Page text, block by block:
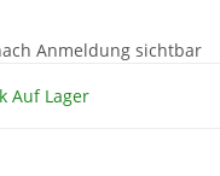
Anmeldung sichtbar
Auf Lager